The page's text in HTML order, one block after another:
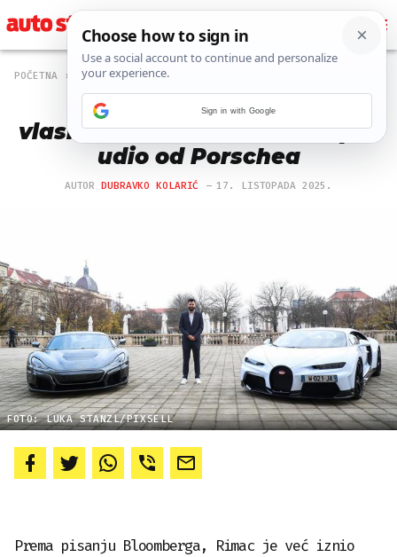
POČETNA NOVOSTI
Bugatii u hrvatskom
vlasništvu? Rimac želi otkupiti
udio od Porschea
AUTORDUBRAVKO KOLARIĆ 17. LISTOPADA 2025.
FOTO: LUKA STANZL/PIXSELL
Prema pisanju Bloomberga, Rimac je već iznio
Sign in with Google